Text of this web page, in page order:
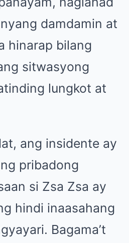
damdamin at
hinarap bilang
sitwasyong
lungkot at
ang insidente ay
pribadong
si Zsa Zsa ay
hindi inaasahang
Bagama’t